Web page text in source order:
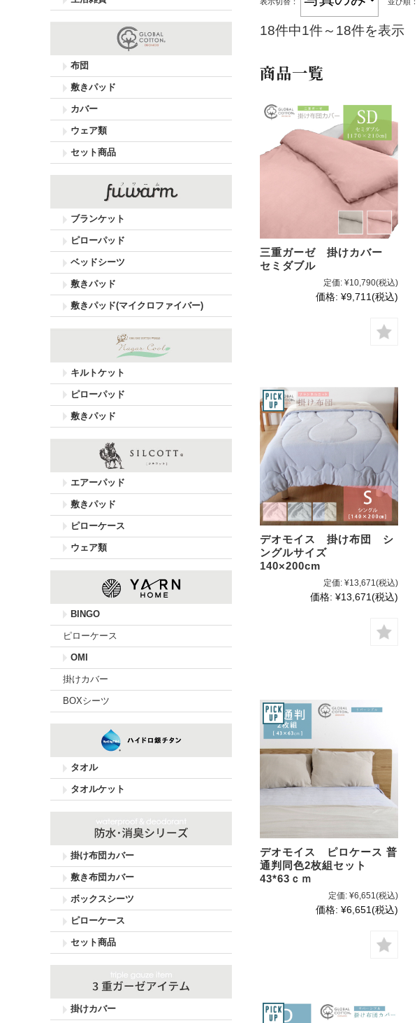
18件中1件～18件を表示
商品一覧
三重ガーゼ 掛けカバー
セミダブル
定価: ¥10,790(税込)
価格: ¥9,711(税込)
デオモイス 掛け布団 シ
ングルサイズ
140×200cm
定価: ¥13,671(税込)
価格: ¥13,671(税込)
デオモイス ピロケース 普
通判同色2枚組セット
43*63ｃｍ
定価: ¥6,651(税込)
価格: ¥6,651(税込)
布団
敷きパッド
カバー
ウェア類
セット商品
ブランケット
ピローパッド
ベッドシーツ
敷きパッド
敷きパッド(マイクロファイバー)
キルトケット
ピローパッド
敷きパッド
エアーパッド
敷きパッド
ピローケース
ウェア類
BINGO
ピローケース
OMI
掛けカバー
BOXシーツ
タオル
タオルケット
掛け布団カバー
敷き布団カバー
ボックスシーツ
ピローケース
セット商品
掛けカバー